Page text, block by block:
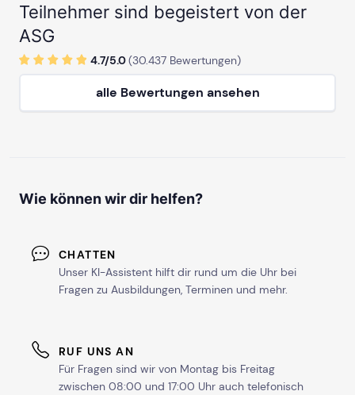
Teilnehmer sind begeistert von der
ASG
4.7/5.0(30.437 Bewertungen)
alle Bewertungen ansehen
Wie können wir dir helfen?
CHATTEN
Unser KI-Assistent hilft dir rund um die Uhr bei
Fragen zu Ausbildungen, Terminen und mehr.
RUF UNS AN
Für Fragen sind wir von Montag bis Freitag
zwischen 08:00 und 17:00 Uhr auch telefonisch